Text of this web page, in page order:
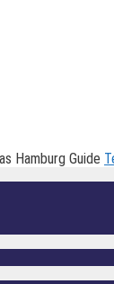
Hamburg Guide